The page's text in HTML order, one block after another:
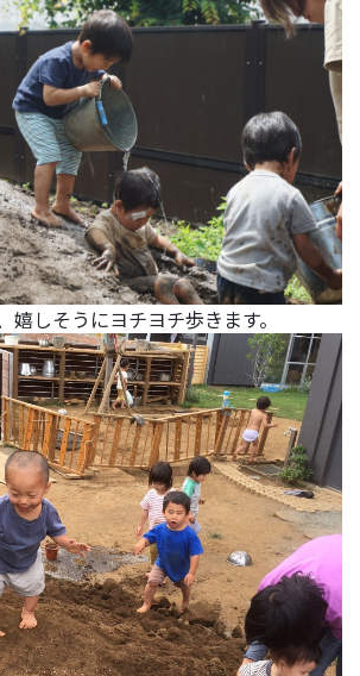
嬉しそうにヨチヨチ歩きます。